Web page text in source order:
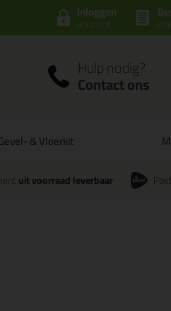
Inloggen
account
Hulp nodig?
Contact ons
& Vloerkit
uit voorraad leverbaar